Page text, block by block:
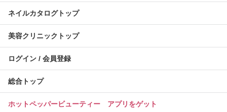
ネイルカタログトップ
美容クリニックトップ
ログイン / 会員登録
総合トップ
ホットペッパービューティー アプリをゲット